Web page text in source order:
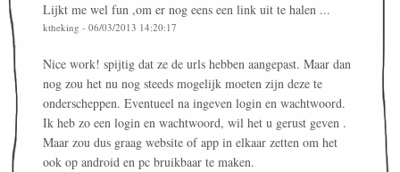
Lijkt me wel fun ,om er nog eens een link uit te halen ...
ktheking - 06/03/2013 14:20:17
Nice work! spijtig dat ze de urls hebben aangepast. Maar dan
nog zou het nu nog steeds mogelijk moeten zijn deze te
onderscheppen. Eventueel na ingeven login en wachtwoord.
Ik heb zo een login en wachtwoord, wil het u gerust geven .
Maar zou dus graag website of app in elkaar zetten om het
ook op android en pc bruikbaar te maken.